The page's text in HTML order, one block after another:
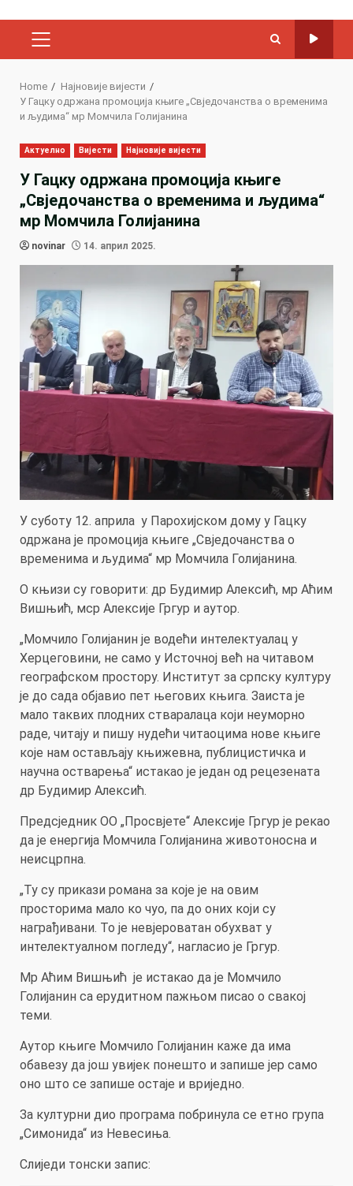
PRIMARY
Home
Најновије вијести
У Гацку одржана промоција књиге „Свједочанства о временима
и људима“ мр Момчила Голијанина
Актуелно Вијести Најновије вијести
У Гацку одржана промоција књиге
„Свједочанства о временима и људима“
мр Момчила Голијанина
novinar 14. април 2025.
У суботу 12. априла у Парохијском дому у Гацку
одржана је промоција књиге „Свједочанства о
временима и људима“ мр Момчила Голијанина.
О књизи су говорити: др Будимир Алексић, мр Аћим
Вишњић, мср Алексије Гргур и аутор.
„Момчило Голијанин је водећи интелектуалац у
Херцеговини, не само у Источној већ на читавом
географском простору. Институт за српску културу
је до сада објавио пет његових књига. Заиста је
мало таквих плодних стваралаца који неуморно
раде, читају и пишу нудећи читаоцима нове књиге
које нам остављају књижевна, публицистичка и
научна остварења“ истакао је један од рецезената
др Будимир Алексић.
Предсједник ОО „Просвјете“ Алексије Гргур је рекао
да је енергија Момчила Голијанина животоносна и
неисцрпна.
„Ту су прикази романа за које је на овим
просторима мало ко чуо, па до оних који су
награђивани. То је невјероватан обухват у
интелектуалном погледу“, нагласио је Гргур.
Мр Аћим Вишњић је истакао да је Момчило
Голијанин са ерудитном пажњом писао о свакој
теми.
Аутор књиге Mомчило Голијанин каже да има
обавезу да још увијек понешто и запише јер само
оно што се запише остаје и вриједно.
За културни дио програма побринула се етно група
„Симонида“ из Невесиња.
Слиједи тонски запис: